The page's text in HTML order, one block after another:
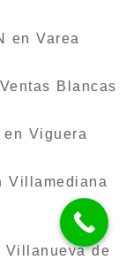
en Varea
Blancas
Viguera
Villamediana
Villanueva de